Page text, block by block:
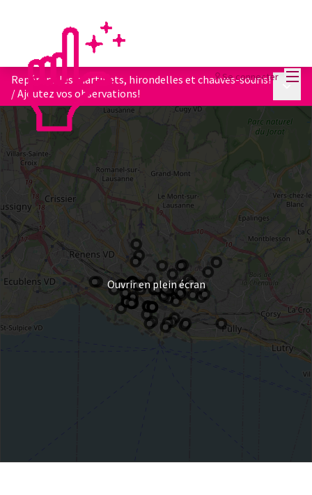
Se connecter
Repérons les martinets, hirondelles et chauves-souris!
/Ajoutez vos observations!
Ouvrir en plein écran